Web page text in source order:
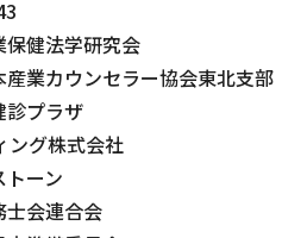
健法学研究会
業カウンセラー協会東北支部
診プラザ
グ株式会社
ーン
士会連合会